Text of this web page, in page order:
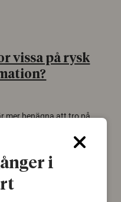
vissa på rysk
mer benägna att tro på
Det visar en studie
med deltagare i fyra
i